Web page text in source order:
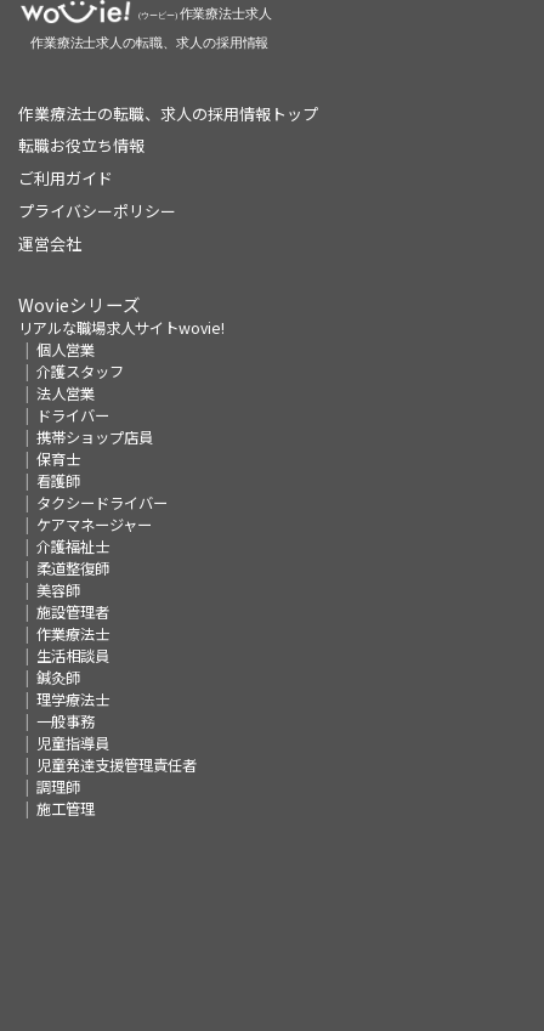
作業療法士の転職、求人の採用情報トップ
転職お役立ち情報
ご利用ガイド
プライバシーポリシー
運営会社
Wovieシリーズ
リアルな職場求人サイトwovie!
個人営業
介護スタッフ
法人営業
ドライバー
携帯ショップ店員
保育士
看護師
タクシードライバー
ケアマネージャー
介護福祉士
柔道整復師
美容師
施設管理者
作業療法士
生活相談員
鍼灸師
理学療法士
一般事務
児童指導員
児童発達支援管理責任者
調理師
施工管理